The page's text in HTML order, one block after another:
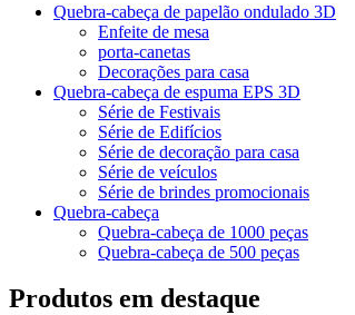
Quebra-cabeça de papelão ondulado 3D
Enfeite de mesa
porta-canetas
Decorações para casa
Quebra-cabeça de espuma EPS 3D
Série de Festivais
Série de Edifícios
Série de decoração para casa
Série de veículos
Série de brindes promocionais
Quebra-cabeça
Quebra-cabeça de 1000 peças
Quebra-cabeça de 500 peças
Produtos em destaque